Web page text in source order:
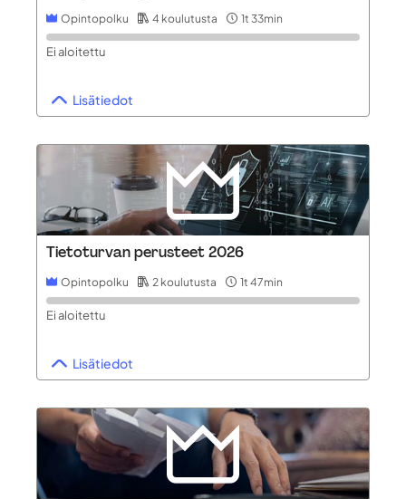
Opintopolku 4 koulutusta 1t 33min
Ei aloitettu
Lisätiedot
Tietoturvan perusteet 2026
Opintopolku 2 koulutusta 1t 47min
Ei aloitettu
Lisätiedot